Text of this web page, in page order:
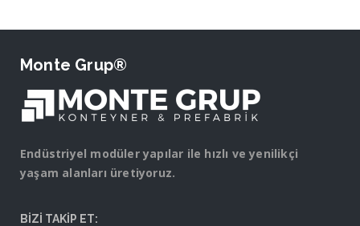
Monte Grup®
Endüstriyel modüler yapılar ile hızlı ve yenilikçi
yaşam alanları üretiyoruz.
BİZİ TAKİP ET: